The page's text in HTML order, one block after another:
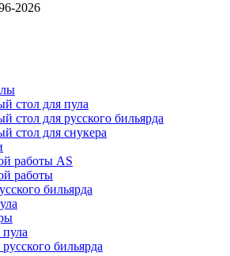
2026
стол для пула
стол для русского бильярда
стол для снукера
работы AS
работы
бильярда
бильярда